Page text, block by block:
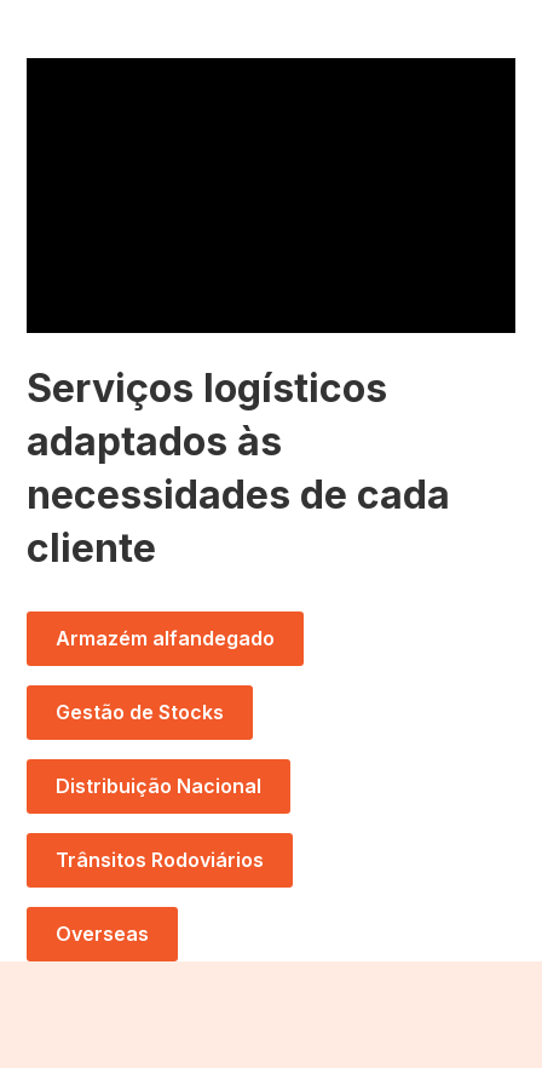
Serviços logísticos
adaptados às
necessidades de cada
cliente
Armazém alfandegado
Gestão de Stocks
Distribuição Nacional
Trânsitos Rodoviários
Overseas